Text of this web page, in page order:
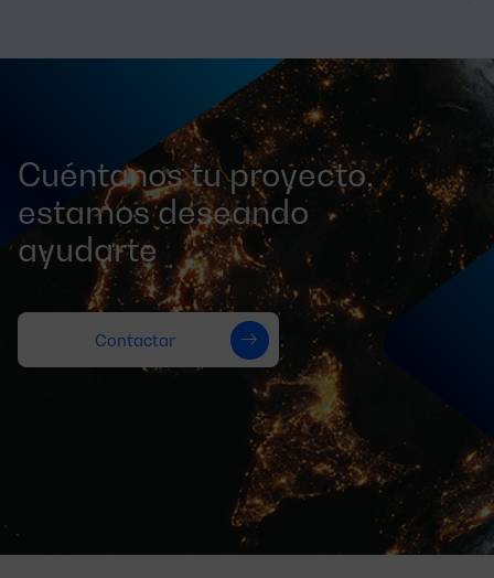
Cuéntanos tu proyecto,
estamos deseando
ayudarte
Contactar